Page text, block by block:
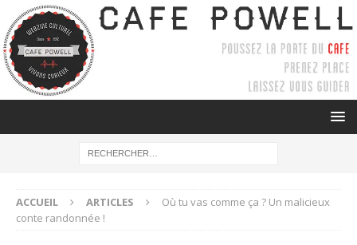
ACCUEIL ARTICLES
Où tu vas comme ça ? Un malicieux
conte randonnée !